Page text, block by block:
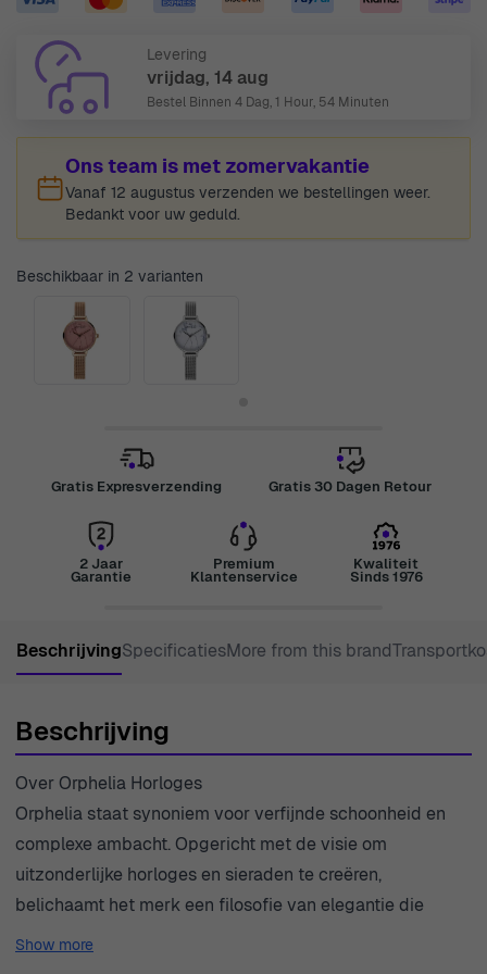
Levering
vrijdag, 14 aug
Bestel Binnen 4 Dag, 1 Hour, 54 Minuten
Ons team is met zomervakantie
Vanaf 12 augustus verzenden we bestellingen weer.
Bedankt voor uw geduld.
Beschikbaar in 2 varianten
Gratis Expresverzending Gratis 30 Dagen Retour
2 Jaar
Garantie
Premium
Klantenservice
Kwaliteit
Sinds 1976
BeschrijvingSpecificatiesMore from this brand
Beschrijving
Over Orphelia Horloges
Orphelia staat synoniem voor verfijnde schoonheid en
complexe ambacht. Opgericht met de visie om
uitzonderlijke horloges en sieraden te creëren,
belichaamt het merk een filosofie van elegantie die
weerklank vindt bij moderne vrouwen. Elk stuk is
Show more